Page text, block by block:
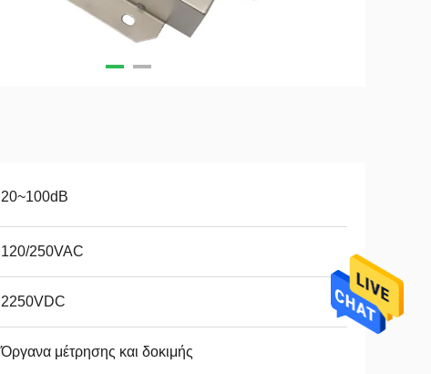
20~100dB
120/250VAC
2250VDC
Όργανα μέτρησης και δοκιμής